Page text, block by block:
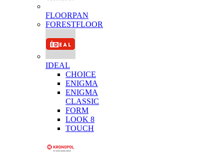
FLOORPAN
FORESTFLOOR
IDEAL
CHOICE
ENIGMA
ENIGMA
CLASSIC
FORM
LOOK 8
TOUCH